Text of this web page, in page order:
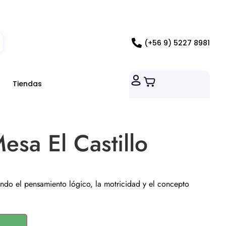
(+56 9) 5227 8981
Tiendas
El Castillo
el pensamiento lógico, la motricidad y el concepto